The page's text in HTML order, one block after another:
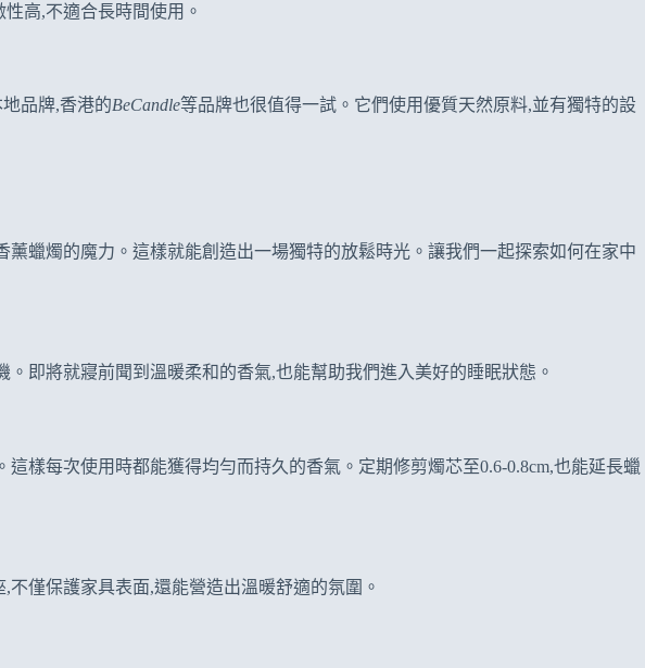
高,不適合長時間使用。
品牌,香港的BeCandle等品牌也很值得一試。它們使用優質天然原料,並有獨特的設
蠟燭的魔力。這樣就能創造出一場獨特的放鬆時光。讓我們一起探索如何在家中
即將就寢前聞到溫暖柔和的香氣,也能幫助我們進入美好的睡眠狀態。
樣每次使用時都能獲得均勻而持久的香氣。定期修剪燭芯至0.6-0.8cm,也能延長蠟
僅保護家具表面,還能營造出溫暖舒適的氛圍。